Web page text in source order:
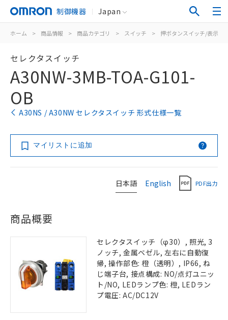
制御機器 Japan
ホーム > 商品情報 > 商品カテゴリ > スイッチ > 押ボタンスイッチ/表示灯
セレクタスイッチ
A30NW-3MB-TOA-G101-
OB
A30NS / A30NW セレクタスイッチ 形式仕様一覧
マイリストに追加
日本語 English PDF出力
商品概要
セレクタスイッチ（φ30）, 照光, 3
ノッチ, 金属ベゼル, 左右に自動復
帰, 操作部色: 橙（透明）, IP66, ね
じ端子台, 接点構成: NO/点灯ユニッ
ト/NO, LEDランプ色: 橙, LEDラン
プ電圧: AC/DC12V